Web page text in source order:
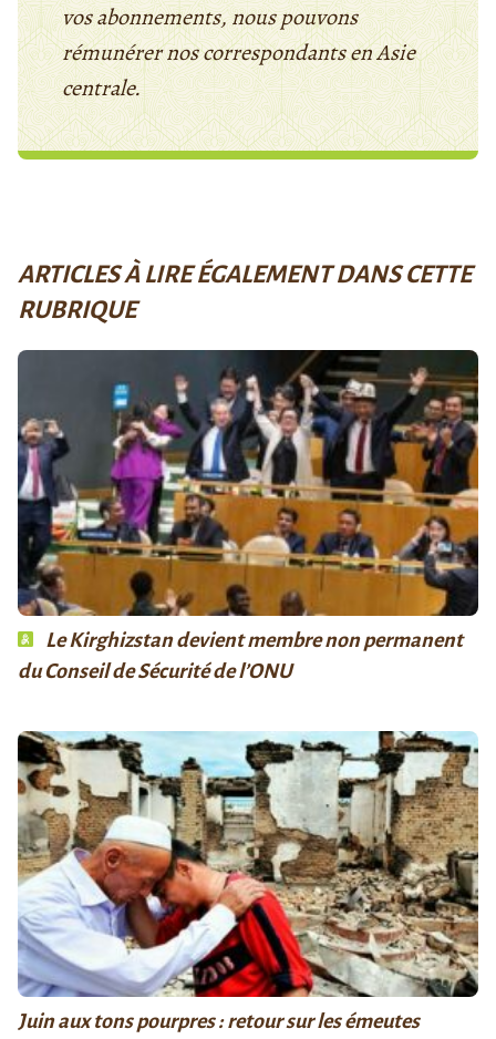
vos abonnements, nous pouvons
rémunérer nos correspondants en Asie
centrale.
ARTICLES À LIRE ÉGALEMENT DANS CETTE
RUBRIQUE
Le Kirghizstan devient membre non permanent
du Conseil de Sécurité de l’ONU
Juin aux tons pourpres : retour sur les émeutes